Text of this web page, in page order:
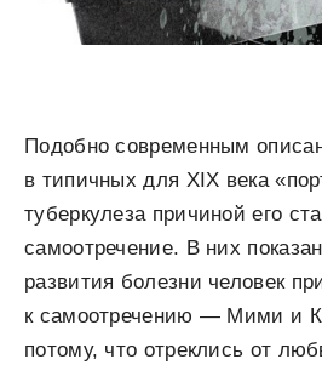
Подобно современным
в типичных для XIX века
туберкулеза причиной его
самоотречение. В них
развития болезни человек
к самоотречению — Мими и
потому, что отреклись от